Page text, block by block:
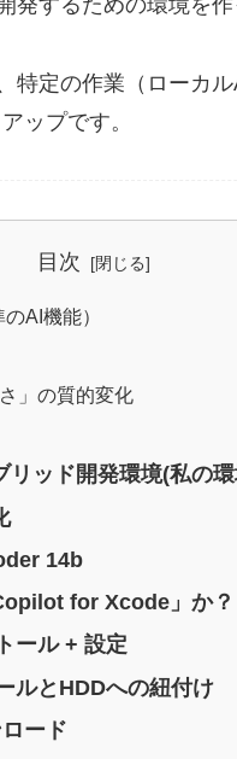
発するための環境を
特定の作業（ローカ
ップです。
目次
AI機能）
」の質的変化
リッド開発環境(私の
14b
for Xcode」か？
ール + 設定
ルとHDDへの紐付け
ード